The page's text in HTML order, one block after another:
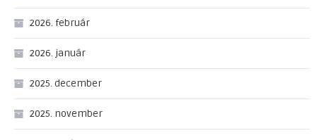
2026. február
2026. január
2025. december
2025. november